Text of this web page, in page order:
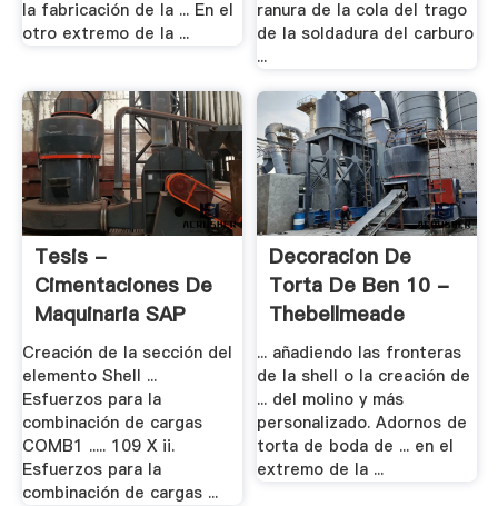
la fabricación de la ... En el
otro extremo de la ...
ranura de la cola del trago
de la soldadura del carburo
...
Tesis -
Cimentaciones De
Maquinaria SAP
Creación de la sección del
elemento Shell ...
Esfuerzos para la
combinación de cargas
COMB1 ..... 109 X ii.
Esfuerzos para la
combinación de cargas ...
Decoracion De
Torta De Ben 10 -
Thebellmeade
... añadiendo las fronteras
de la shell o la creación de
... del molino y más
personalizado. Adornos de
torta de boda de ... en el
extremo de la ...